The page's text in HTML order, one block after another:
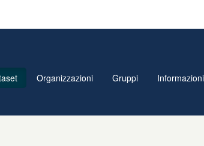
Organizzazioni Gruppi Informazioni